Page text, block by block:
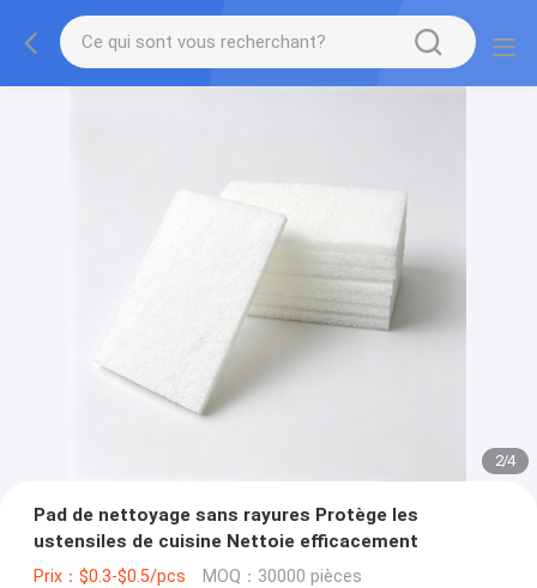
2/4
Pad de nettoyage sans rayures Protège les
ustensiles de cuisine Nettoie efficacement
Prix：$0.3-$0.5/pcs MOQ：30000 pièces